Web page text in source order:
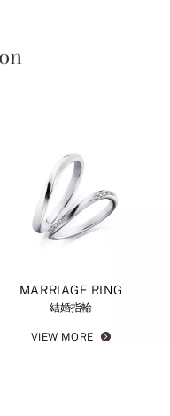
MARRIAGE RING
結婚指輪
VIEW MORE